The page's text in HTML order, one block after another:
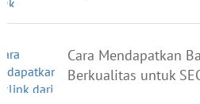
Cara Mendapatkan
Berkualitas untuk